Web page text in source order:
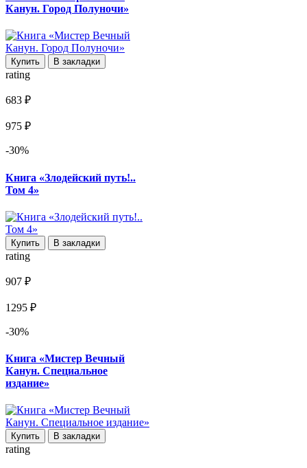
Канун. Город Полуночи»
Купить В закладки
rating
683 ₽
975 ₽
-30%
Книга «Злодейский путь!..
Том 4»
Купить В закладки
rating
907 ₽
1295 ₽
-30%
Книга «Мистер Вечный
Канун. Специальное
издание»
Купить В закладки
rating